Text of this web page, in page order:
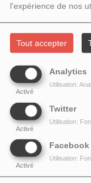
l'expérience de nos
Tout accepter
Analytics
Activé
Utilisation:
Twitter
Activé
Utilisation:
Facebook
Activé
Utilisation:
Marylène Patou-Mathis
Non ! Les femmes
grotte ! Et si elles aussi